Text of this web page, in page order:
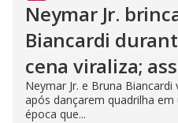
Neymar Jr.
Biancardi
cena viraliza;
Neymar Jr. e Bruna
após dançarem quadrilha
época que...